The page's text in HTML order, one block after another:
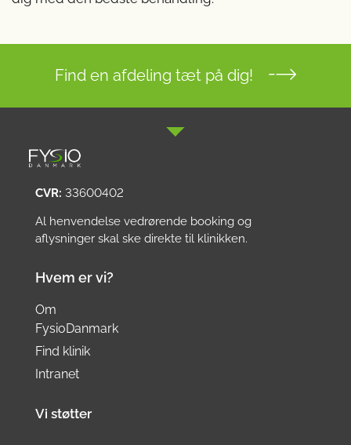
Find en afdeling tæt på dig!
CVR: 33600402
Al henvendelse vedrørende booking og
aflysninger skal ske direkte til klinikken.
Hvem er vi?
Om
FysioDanmark
Find klinik
Intranet
Vi støtter